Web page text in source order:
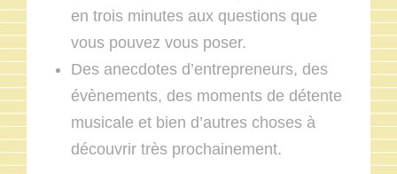
en trois minutes aux questions que
vous pouvez vous poser.
Des anecdotes d’entrepreneurs, des
évènements, des moments de détente
musicale et bien d’autres choses à
découvrir très prochainement.